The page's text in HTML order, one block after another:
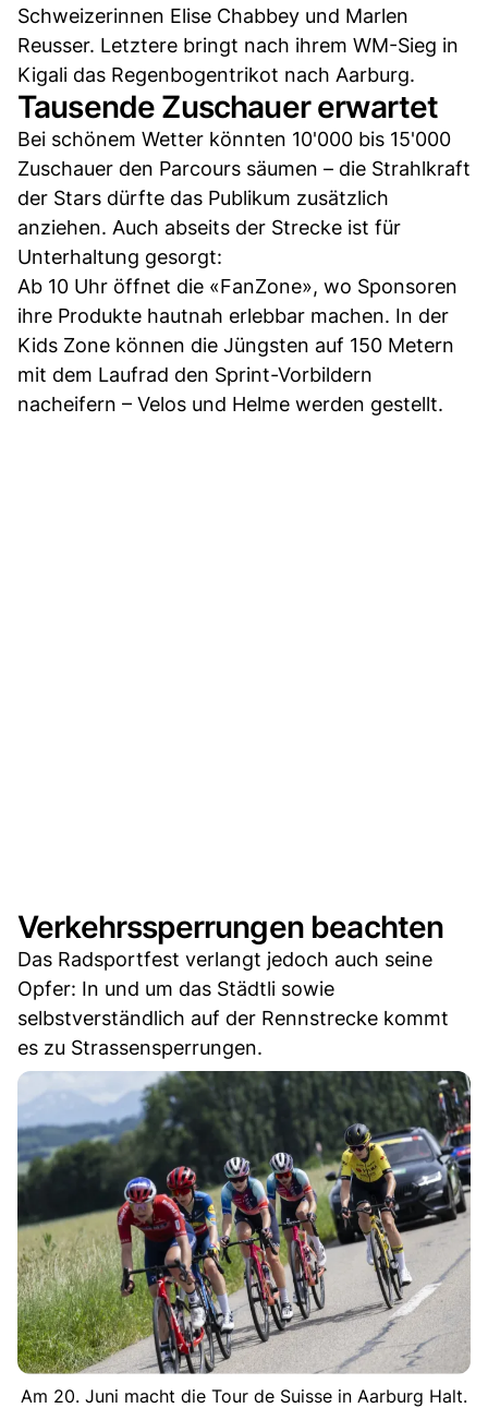
Schweizerinnen Elise Chabbey und Marlen
Reusser. Letztere bringt nach ihrem WM-Sieg in
Kigali das Regenbogentrikot nach Aarburg.
Tausende Zuschauer erwartet
Bei schönem Wetter könnten 10'000 bis 15'000
Zuschauer den Parcours säumen – die Strahlkraft
der Stars dürfte das Publikum zusätzlich
anziehen. Auch abseits der Strecke ist für
Unterhaltung gesorgt:
Ab 10 Uhr öffnet die «FanZone», wo Sponsoren
ihre Produkte hautnah erlebbar machen. In der
Kids Zone können die Jüngsten auf 150 Metern
mit dem Laufrad den Sprint-Vorbildern
nacheifern – Velos und Helme werden gestellt.
Verkehrssperrungen beachten
Das Radsportfest verlangt jedoch auch seine
Opfer: In und um das Städtli sowie
selbstverständlich auf der Rennstrecke kommt
es zu Strassensperrungen.
Am 20. Juni macht die Tour de Suisse in Aarburg Halt.